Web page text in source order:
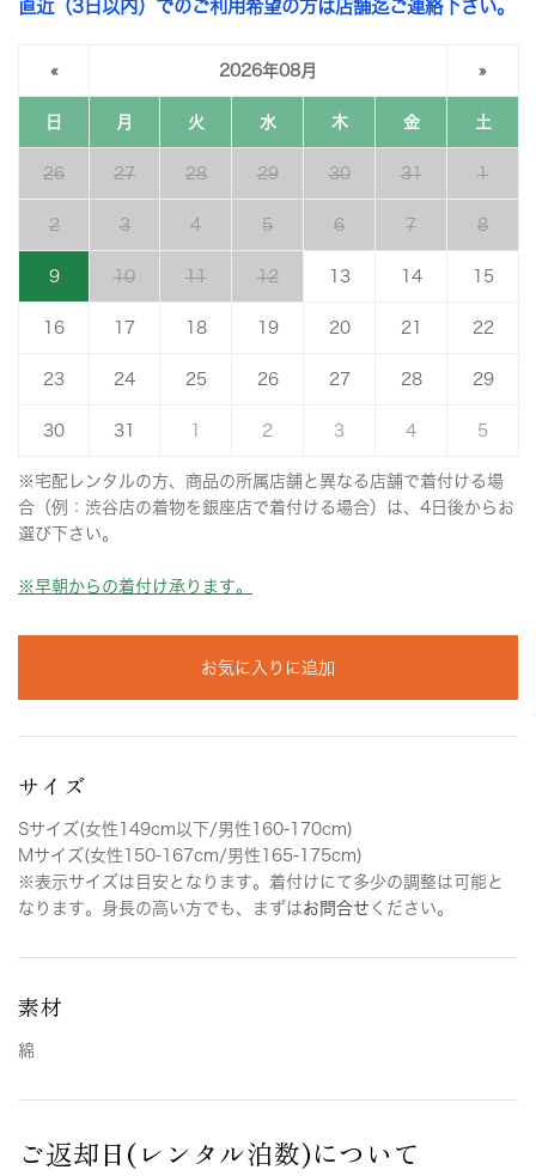
直近（3日以内）でのご利用希望の方は店舗迄ご連絡下さい。
« 2026年08月 »
日 月 火 水 木 金 土
26 27 28 29 30 31 1
2 3 4 5 6 7 8
9 10 11 12 13 14 15
16 17 18 19 20 21 22
23 24 25 26 27 28 29
30 31 2 3 4 5
※宅配レンタルの方、商品の所属店舗と異なる店舗で着付ける場
合（例：渋谷店の着物を銀座店で着付ける場合）は、4日後からお
選び下さい。
※早朝からの着付け承ります。
お気に入りに追加
サイズ
Sサイズ(女性149cm以下/男性160-170cm)
Mサイズ(女性150-167cm/男性165-175cm)
※表示サイズは目安となります。着付けにて多少の調整は可能と
なります。身長の高い方でも、まずはお問合せ ください。
素材
綿
ご返却日(レンタル泊数)について